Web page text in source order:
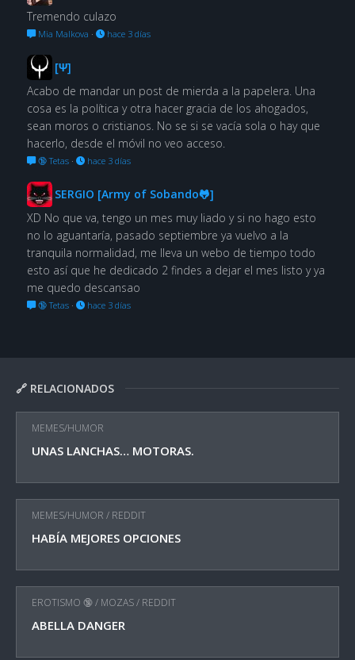
🔗 RELACIONADOS
MEMES/HUMOR
UNAS LANCHAS… MOTORAS.
MEMES/HUMOR / REDDIT
HABÍA MEJORES OPCIONES
EROTISMO 🔞/ MOZAS/ REDDIT
ABELLA DANGER
Tremendo culazo
Mia Malkova · hace 3 días
[Ψ]
Acabo de mandar un post de mierda a la papelera. Una
cosa es la política y otra hacer gracia de los ahogados,
sean moros o cristianos. No se si se vacía sola o hay que
hacerlo, desde el móvil no veo acceso.
🔞 Tetas· hace 3 días
SERGIO [Army of Sobando🐸]
XD No que va, tengo un mes muy liado y si no hago esto
no lo aguantaría, pasado septiembre ya vuelvo a la
tranquila normalidad, me lleva un webo de tiempo todo
esto así que he dedicado 2 findes a dejar el mes listo y ya
me quedo descansao
🔞 Tetas· hace 3 días